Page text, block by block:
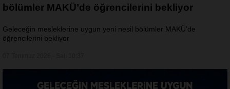
bölümler MAKÜ’de öğrencilerini bekliyor
Geleceğin mesleklerine uygun yeni nesil bölümler MAKÜ’de
öğrencilerini bekliyor